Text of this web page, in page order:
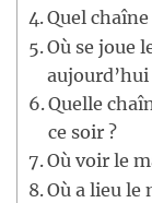
Quel
Où se joue
aujourd’hui
Quelle
ce soir ?
Où voir le
Où a lieu le